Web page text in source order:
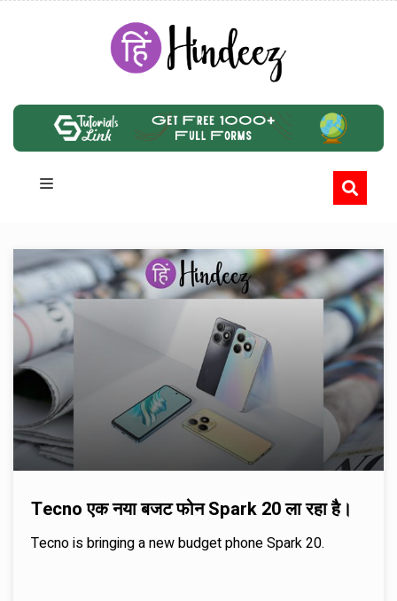
Tecno एक नया बजट फोन Spark 20 ला रहा है।
Tecno is bringing a new budget phone Spark 20.